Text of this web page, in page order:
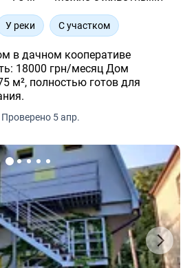
У реки С участком
в дачном кооперативе
Проверено 5 апр.